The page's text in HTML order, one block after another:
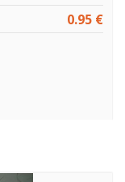
0.95 €